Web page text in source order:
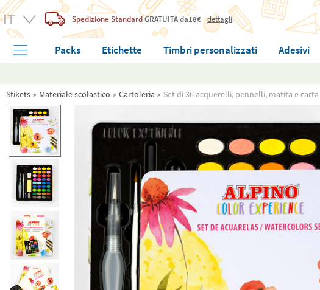
Spedizione StandardGRATUITAda18€ dettagli
Packs Etichette Timbri personalizzati Adesivi
Stikets Materiale scolastico Cartoleria Set di 36 acquerelli, pennelli, matita e carta